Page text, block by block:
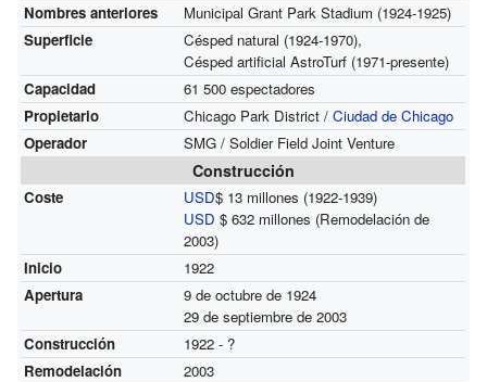
Nombres anteriores
Municipal Grant Park Stadium (1924-1925)
Superficie
Césped natural (1924-1970),
Césped artificial AstroTurf (1971-presente)
Capacidad
61 500 espectadores
Propietario
Chicago Park District / Ciudad de Chicago
Operador
SMG / Soldier Field Joint Venture
Construcción
Coste USD$ 13 millones (1922-1939)
USD $ 632 millones (Remodelación de
2003)
Inicio
1922
Apertura
9 de octubre de 1924
29 de septiembre de 2003
Construcción
1922 - ?
Remodelación
2003